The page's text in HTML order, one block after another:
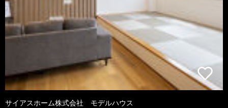
サイアスホーム株式会社 モデルハウス